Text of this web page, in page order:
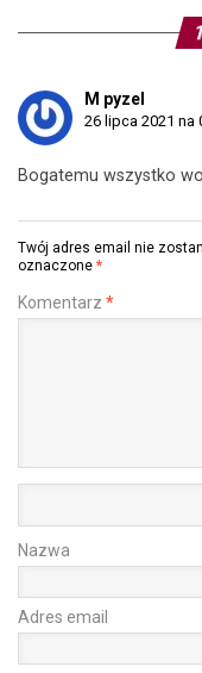
M pyzel
26 lipca 2021 na
Bogatemu wszystko
Twój adres email nie
oznaczone *
Komentarz *
Nazwa
Adres email